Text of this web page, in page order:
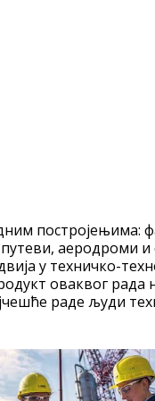
постројењима:
путеви,
у техничко-
оваквог рада
раде људи